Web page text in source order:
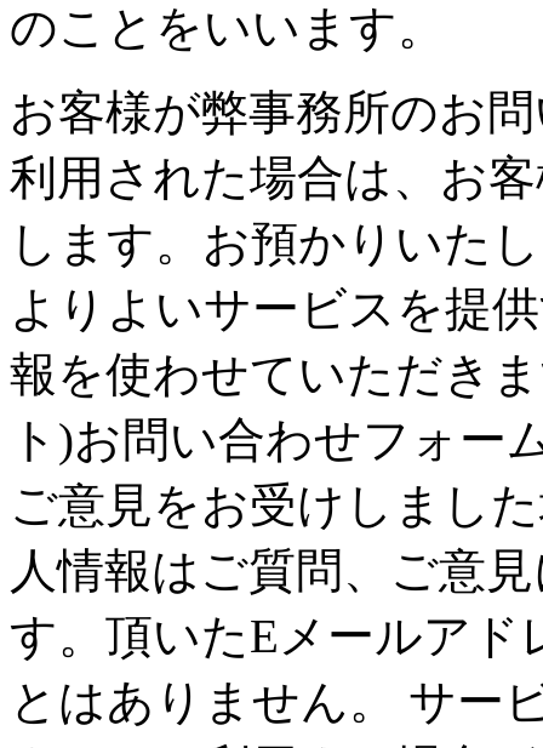
のことをいいます。
お客様が弊事務所のお
利用された場合は、お
します。お預かりいた
よりよいサービスを提
報を使わせていただき
ト)お問い合わせフォー
ご意見をお受けしまし
人情報はご質問、ご意
す。頂いたEメールア
とはありません。 サー